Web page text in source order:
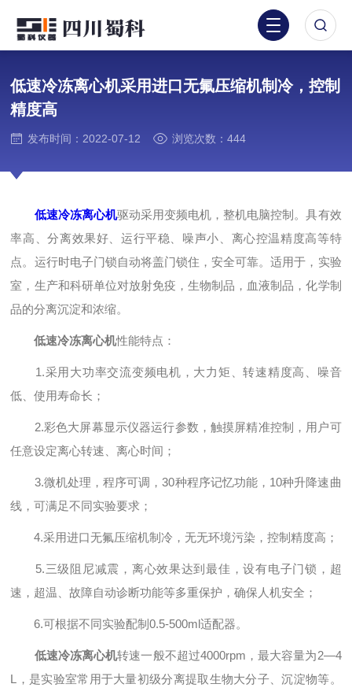
低速冷冻离心机采用进口无氟压缩机制冷，控制
精度高
发布时间：2022-07-12 浏览次数：444
低速冷冻离心机驱动采用变频电机，整机电脑控制。具有效
率高、分离效果好、运行平稳、噪声小、离心控温精度高等特
点。运行时电子门锁自动将盖门锁住，安全可靠。适用于，实验
室，生产和科研单位对放射免疫，生物制品，血液制品，化学制
品的分离沉淀和浓缩。
低速冷冻离心机性能特点：
1.采用大功率交流变频电机，大力矩、转速精度高、噪音
低、使用寿命长；
2.彩色大屏幕显示仪器运行参数，触摸屏精准控制，用户可
任意设定离心转速、离心时间；
3.微机处理，程序可调，30种程序记忆功能，10种升降速曲
线，可满足不同实验要求；
4.采用进口无氟压缩机制冷，无无环境污染，控制精度高；
5.三级阻尼减震，离心效果达到最佳，设有电子门锁，超
速，超温、故障自动诊断功能等多重保护，确保人机安全；
6.可根据不同实验配制0.5-500ml适配器。
低速冷冻离心机转速一般不超过4000rpm，最大容量为2—4
L，是实验室常用于大量初级分离提取生物大分子、沉淀物等。